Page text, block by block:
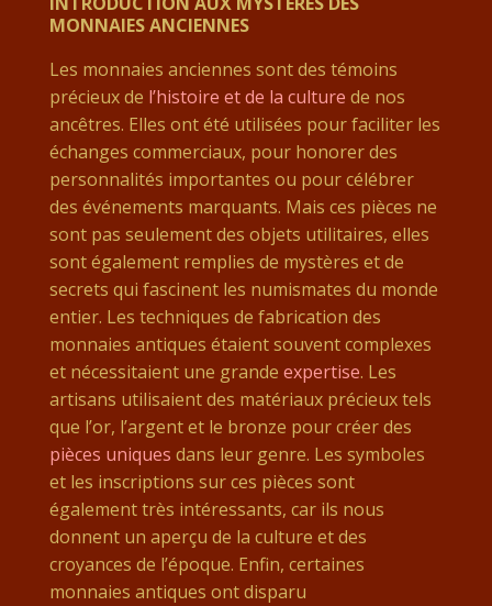
MONNAIES ANCIENNES
Les monnaies anciennes sont des témoins
précieux de l’histoire et de la culture de nos
ancêtres. Elles ont été utilisées pour faciliter les
échanges commerciaux, pour honorer des
personnalités importantes ou pour célébrer
des événements marquants. Mais ces pièces ne
sont pas seulement des objets utilitaires, elles
sont également remplies de mystères et de
secrets qui fascinent les numismates du monde
entier. Les techniques de fabrication des
monnaies antiques étaient souvent complexes
et nécessitaient une grande expertise. Les
artisans utilisaient des matériaux précieux tels
que l’or, l’argent et le bronze pour créer des
pièces uniques dans leur genre. Les symboles
et les inscriptions sur ces pièces sont
également très intéressants, car ils nous
donnent un aperçu de la culture et des
croyances de l’époque. Enfin, certaines
monnaies antiques ont disparu